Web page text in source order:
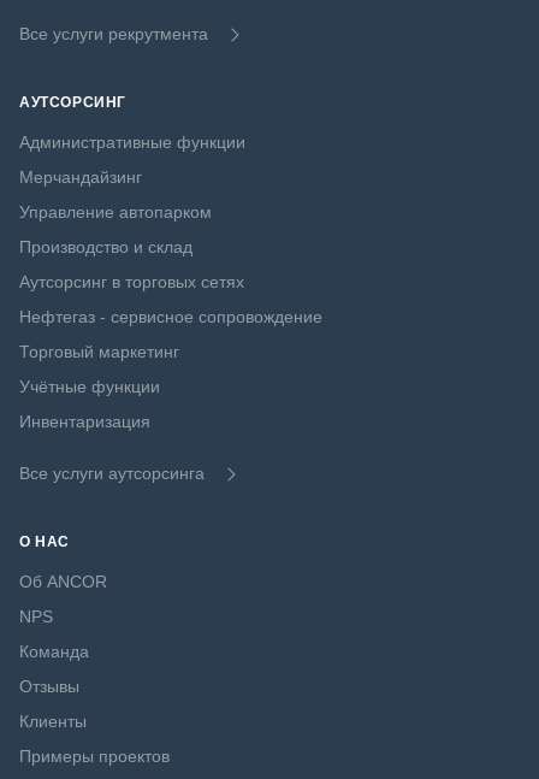
Все услуги рекрутмента
АУТСОРСИНГ
Административные функции
Мерчандайзинг
Управление автопарком
Производство и склад
Аутсорсинг в торговых сетях
Нефтегаз - сервисное сопровождение
Торговый маркетинг
Учётные функции
Инвентаризация
Все услуги аутсорсинга
О НАС
Об ANCOR
NPS
Команда
Отзывы
Клиенты
Примеры проектов